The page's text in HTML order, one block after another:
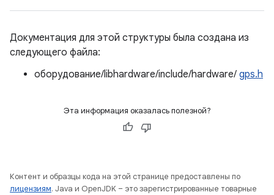
Документация для этой структуры была создана из
следующего файла:
оборудование/libhardware/include/hardware/ gps.h
Эта информация оказалась полезной?
Контент и образцы кода на этой странице предоставлены по
лицензиям. Java и OpenJDK – это зарегистрированные товарные